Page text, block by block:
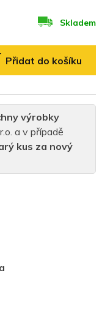
výrobky
a v případě
kus za nový
Skladem
Přidat do košíku